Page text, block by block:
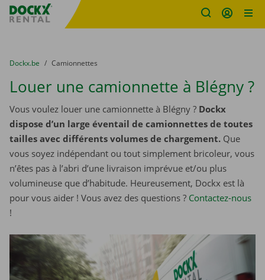
sitename
You are here:
du
Dockx.be to
Camionnettes
Louer une camionnette à Blégny ?
Vous voulez louer une camionnette à Blégny ? Dockx
dispose d’un large éventail de camionnettes de toutes
tailles avec différents volumes de chargement. Que
vous soyez indépendant ou tout simplement bricoleur, vous
n’êtes pas à l’abri d’une livraison imprévue et/ou plus
volumineuse que d’habitude. Heureusement, Dockx est là
pour vous aider ! Vous avez des questions ? Contactez-nous
!